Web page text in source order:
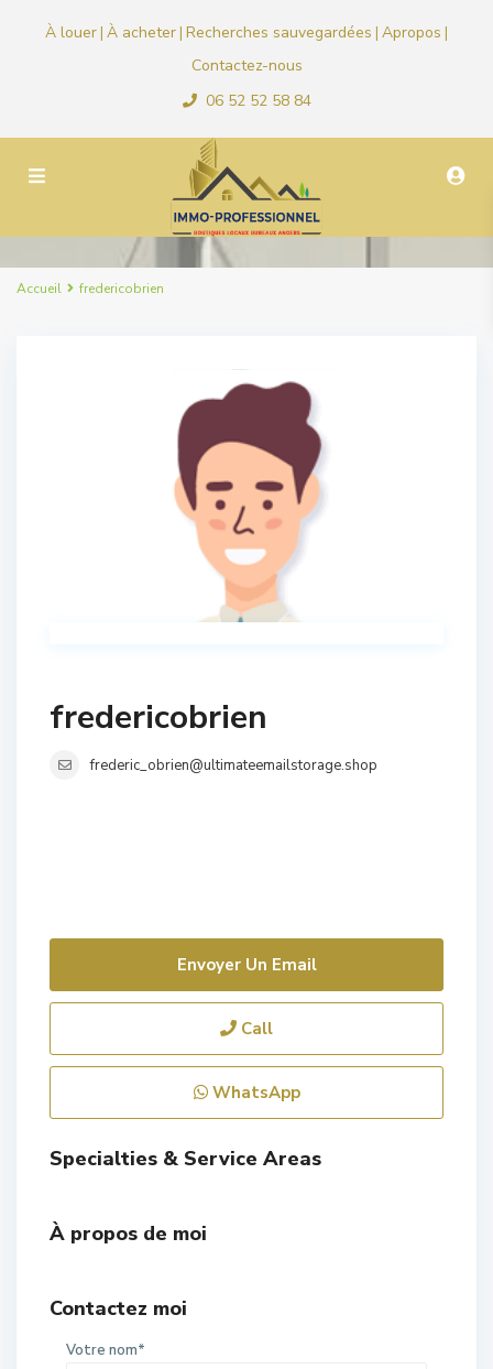
À louer| À acheter| Recherches sauvegardées | Apropos |
Contactez-nous
06 52 52 58 84
Accueil fredericobrien
fredericobrien
frederic_obrien@ultimateemailstorage.shop
Envoyer Un Email
Call
WhatsApp
Specialties & Service Areas
À propos de moi
Contactez moi
Votre nom*